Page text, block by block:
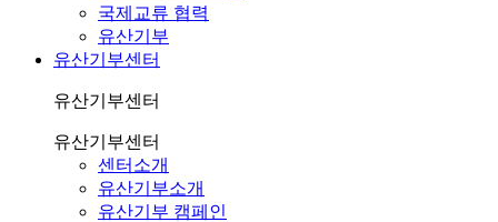
국제교류 협력
유산기부
유산기부센터
유산기부센터
유산기부센터
센터소개
유산기부소개
유산기부 캠페인